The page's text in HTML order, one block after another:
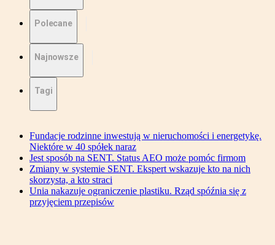
Polecane
Najnowsze
Tagi
Fundacje rodzinne inwestują w nieruchomości i energetykę.
Niektóre w 40 spółek naraz
Jest sposób na SENT. Status AEO może pomóc firmom
Zmiany w systemie SENT. Ekspert wskazuje kto na nich
skorzysta, a kto straci
Unia nakazuje ograniczenie plastiku. Rząd spóźnia się z
przyjęciem przepisów